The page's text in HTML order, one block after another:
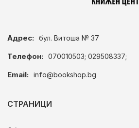
Адрес: бул. Витоша № 37
Телефон: 070010503; 029508337;
Email: info@bookshop.bg
СТРАНИЦИ